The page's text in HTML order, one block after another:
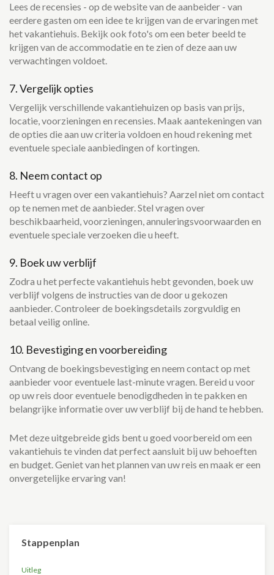
Lees de recensies - op de website van de aanbeider - van
eerdere gasten om een idee te krijgen van de ervaringen met
het vakantiehuis. Bekijk ook foto's om een beter beeld te
krijgen van de accommodatie en te zien of deze aan uw
verwachtingen voldoet.
7. Vergelijk opties
Vergelijk verschillende vakantiehuizen op basis van prijs,
locatie, voorzieningen en recensies. Maak aantekeningen van
de opties die aan uw criteria voldoen en houd rekening met
eventuele speciale aanbiedingen of kortingen.
8. Neem contact op
Heeft u vragen over een vakantiehuis? Aarzel niet om contact
op te nemen met de aanbieder. Stel vragen over
beschikbaarheid, voorzieningen, annuleringsvoorwaarden en
eventuele speciale verzoeken die u heeft.
9. Boek uw verblijf
Zodra u het perfecte vakantiehuis hebt gevonden, boek uw
verblijf volgens de instructies van de door u gekozen
aanbieder. Controleer de boekingsdetails zorgvuldig en
betaal veilig online.
10. Bevestiging en voorbereiding
Ontvang de boekingsbevestiging en neem contact op met
aanbieder voor eventuele last-minute vragen. Bereid u voor
op uw reis door eventuele benodigdheden in te pakken en
belangrijke informatie over uw verblijf bij de hand te hebben.
Met deze uitgebreide gids bent u goed voorbereid om een
vakantiehuis te vinden dat perfect aansluit bij uw behoeften
en budget. Geniet van het plannen van uw reis en maak er een
onvergetelijke ervaring van!
Stappenplan
Uitleg